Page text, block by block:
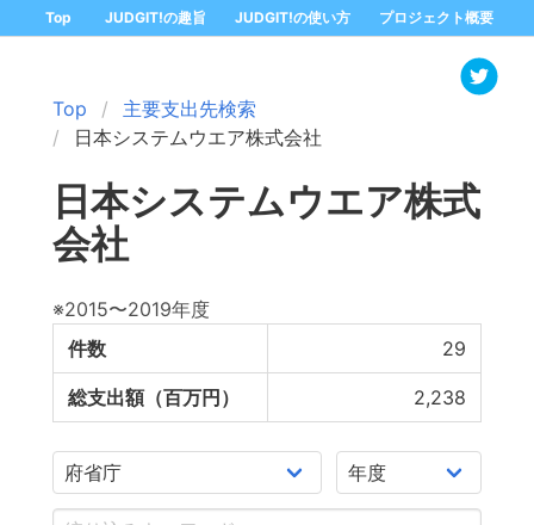
Top JUDGIT!の趣旨 JUDGIT!の使い方 プロジェクト概要
Top
主要支出先検索
日本システムウエア株式会社
日本システムウエア株式
会社
※2015〜2019年度
件数
29
総支出額（百万円） 2,238